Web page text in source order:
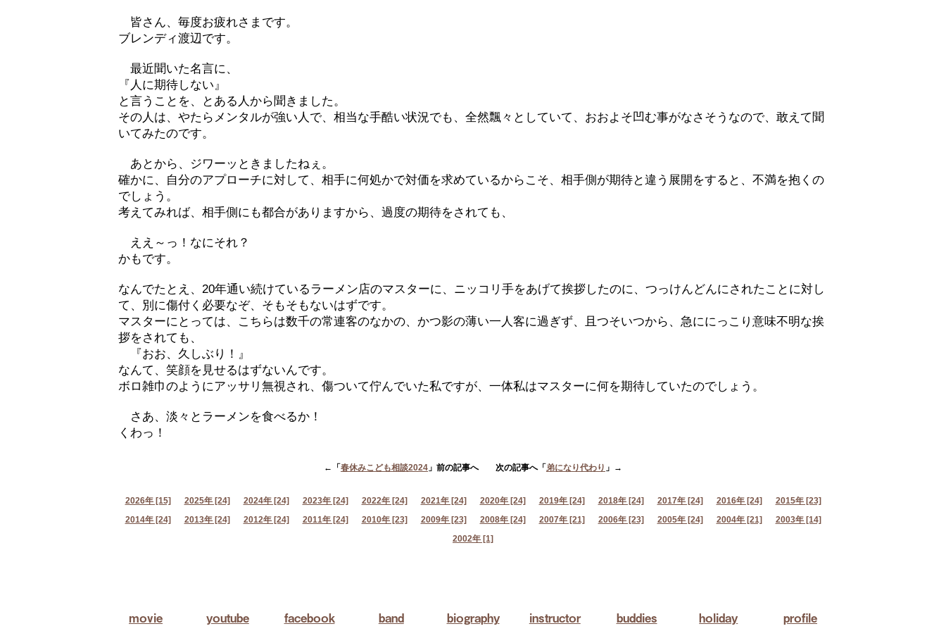
皆さん、毎度お疲れさまです。
ブレンディ渡辺です。
最近聞いた名言に、
『人に期待しない』
と言うことを、とある人から聞きました。
その人は、やたらメンタルが強い人で、相当な手酷い状況でも、全然飄々としていて、おおよそ凹む事がなさそうなので、敢えて聞
いてみたのです。
あとから、ジワーッときましたねぇ。
確かに、自分のアプローチに対して、相手に何処かで対価を求めているからこそ、相手側が期待と違う展開をすると、不満を抱くの
でしょう。
考えてみれば、相手側にも都合がありますから、過度の期待をされても、
ええ～っ！なにそれ？
かもです。
なんでたとえ、20年通い続けているラーメン店のマスターに、ニッコリ手をあげて挨拶したのに、つっけんどんにされたことに対し
て、別に傷付く必要なぞ、そもそもないはずです。
マスターにとっては、こちらは数千の常連客のなかの、かつ影の薄い一人客に過ぎず、且つそいつから、急ににっこり意味不明な挨
拶をされても、
『おお、久しぶり！』
なんて、笑顔を見せるはずないんです。
ボロ雑巾のようにアッサリ無視され、傷ついて佇んでいた私ですが、一体私はマスターに何を期待していたのでしょう。
さあ、淡々とラーメンを食べるか！
くわっ！
←「 春休みこども相談2024 」前の記事へ 次の記事へ「 弟になり代わり 」→
2026年 [15] 2025年 [24] 2024年 [24] 2023年 [24] 2022年 [24] 2021年 [24] 2020年 [24] 2019年 [24] 2018年 [24] 2017年 [24] 2016年 [24]
2015年 [23]
2014年 [24]
2013年 [24] 2012年 [24] 2011年 [24] 2010年 [23] 2009年 [23] 2008年 [24] 2007年 [21] 2006年 [23] 2005年 [24] 2004年 [21]
2003年 [14]
2002年 [1]
movie youtube facebook band biography instructor buddies holiday profile